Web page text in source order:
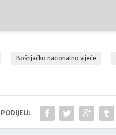
Bošnjačko nacionalno vijeće
PODIJELI: